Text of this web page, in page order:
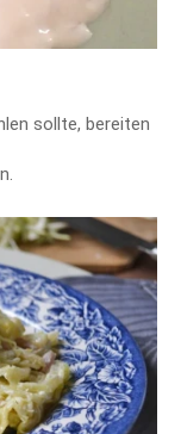
sollte, bereiten